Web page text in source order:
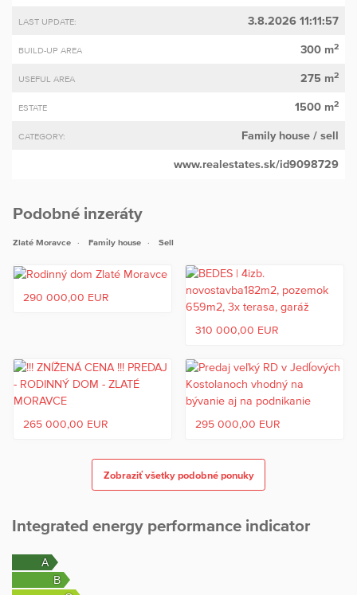
LAST UPDATE: 3.8.2026 11:11:57
BUILD-UP AREA 300 m2
USEFUL AREA 275 m2
ESTATE 1500 m2
CATEGORY: Family house / sell
www.realestates.sk/id9098729
Podobné inzeráty
Zlaté Moravce Family house Sell
290 000,00 EUR
310 000,00 EUR
265 000,00 EUR 295 000,00 EUR
Zobraziť všetky podobné ponuky
Integrated energy performance indicator